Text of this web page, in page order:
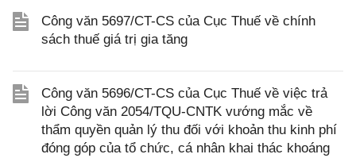
Công văn 5697/CT-CS của Cục Thuế về chính
sách thuế giá trị gia tăng
Công văn 5696/CT-CS của Cục Thuế về việc trả
lời Công văn 2054/TQU-CNTK vướng mắc về
thẩm quyền quản lý thu đối với khoản thu kinh phí
đóng góp của tổ chức, cá nhân khai thác khoáng